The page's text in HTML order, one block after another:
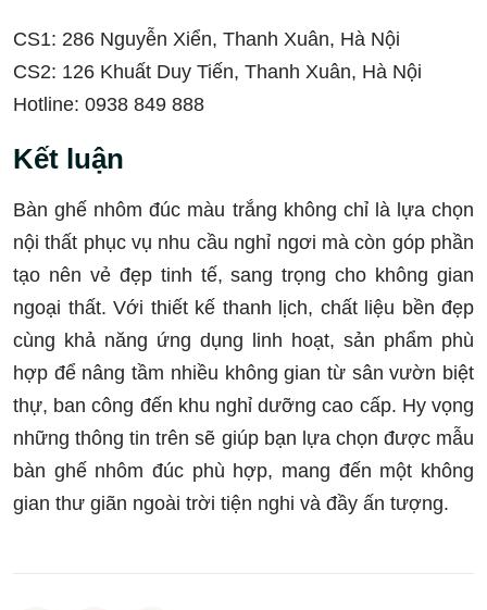
CS1: 286 Nguyễn Xiển, Thanh Xuân, Hà Nội
CS2: 126 Khuất Duy Tiến, Thanh Xuân, Hà Nội
Hotline: 0938 849 888
Kết luận
Bàn ghế nhôm đúc màu trắng không chỉ là lựa chọn
nội thất phục vụ nhu cầu nghỉ ngơi mà còn góp phần
tạo nên vẻ đẹp tinh tế, sang trọng cho không gian
ngoại thất. Với thiết kế thanh lịch, chất liệu bền đẹp
cùng khả năng ứng dụng linh hoạt, sản phẩm phù
hợp để nâng tầm nhiều không gian từ sân vườn biệt
thự, ban công đến khu nghỉ dưỡng cao cấp. Hy vọng
những thông tin trên sẽ giúp bạn lựa chọn được mẫu
bàn ghế nhôm đúc phù hợp, mang đến một không
gian thư giãn ngoài trời tiện nghi và đầy ấn tượng.